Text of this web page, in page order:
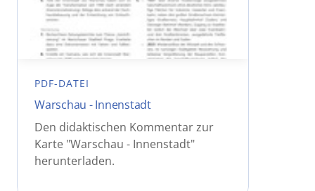
PDF-DATEI
Warschau - Innenstadt
Den didaktischen Kommentar zur
Karte "Warschau - Innenstadt"
herunterladen.